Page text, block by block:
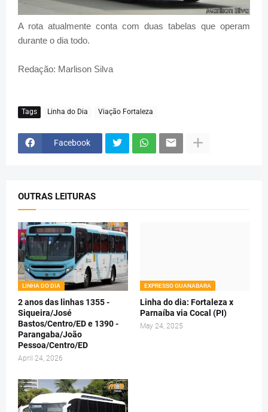
A rota atualmente conta com duas tabelas que operam
durante o dia todo.
Redação: Marlison Silva
Tags Linha do Dia Viação Fortaleza
Facebook
OUTRAS LEITURAS
LINHA DO DIA
2 anos das linhas 1355 -
Siqueira/José
Bastos/Centro/ED e 1390 -
Parangaba/João
Pessoa/Centro/ED
April 24, 2026
EXPRESSO GUANABARA
Linha do dia: Fortaleza x
Parnaíba via Cocal (PI)
May 24, 2025